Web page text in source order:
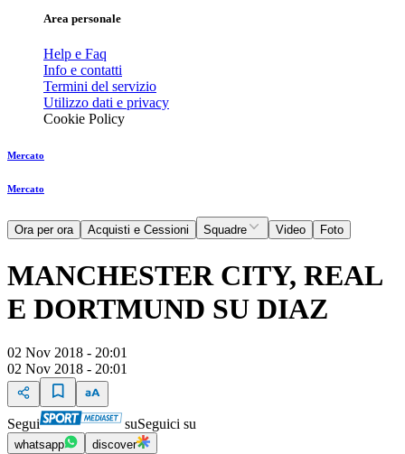
Area personale
Help e Faq
Info e contatti
Termini del servizio
Utilizzo dati e privacy
Cookie Policy
Mercato
Mercato
Ora per ora Acquisti e Cessioni Squadre Video Foto
MANCHESTER CITY, REAL
E DORTMUND SU DIAZ
02 Nov 2018 - 20:01
02 Nov 2018 - 20:01
Segui suSeguici su
whatsapp discover